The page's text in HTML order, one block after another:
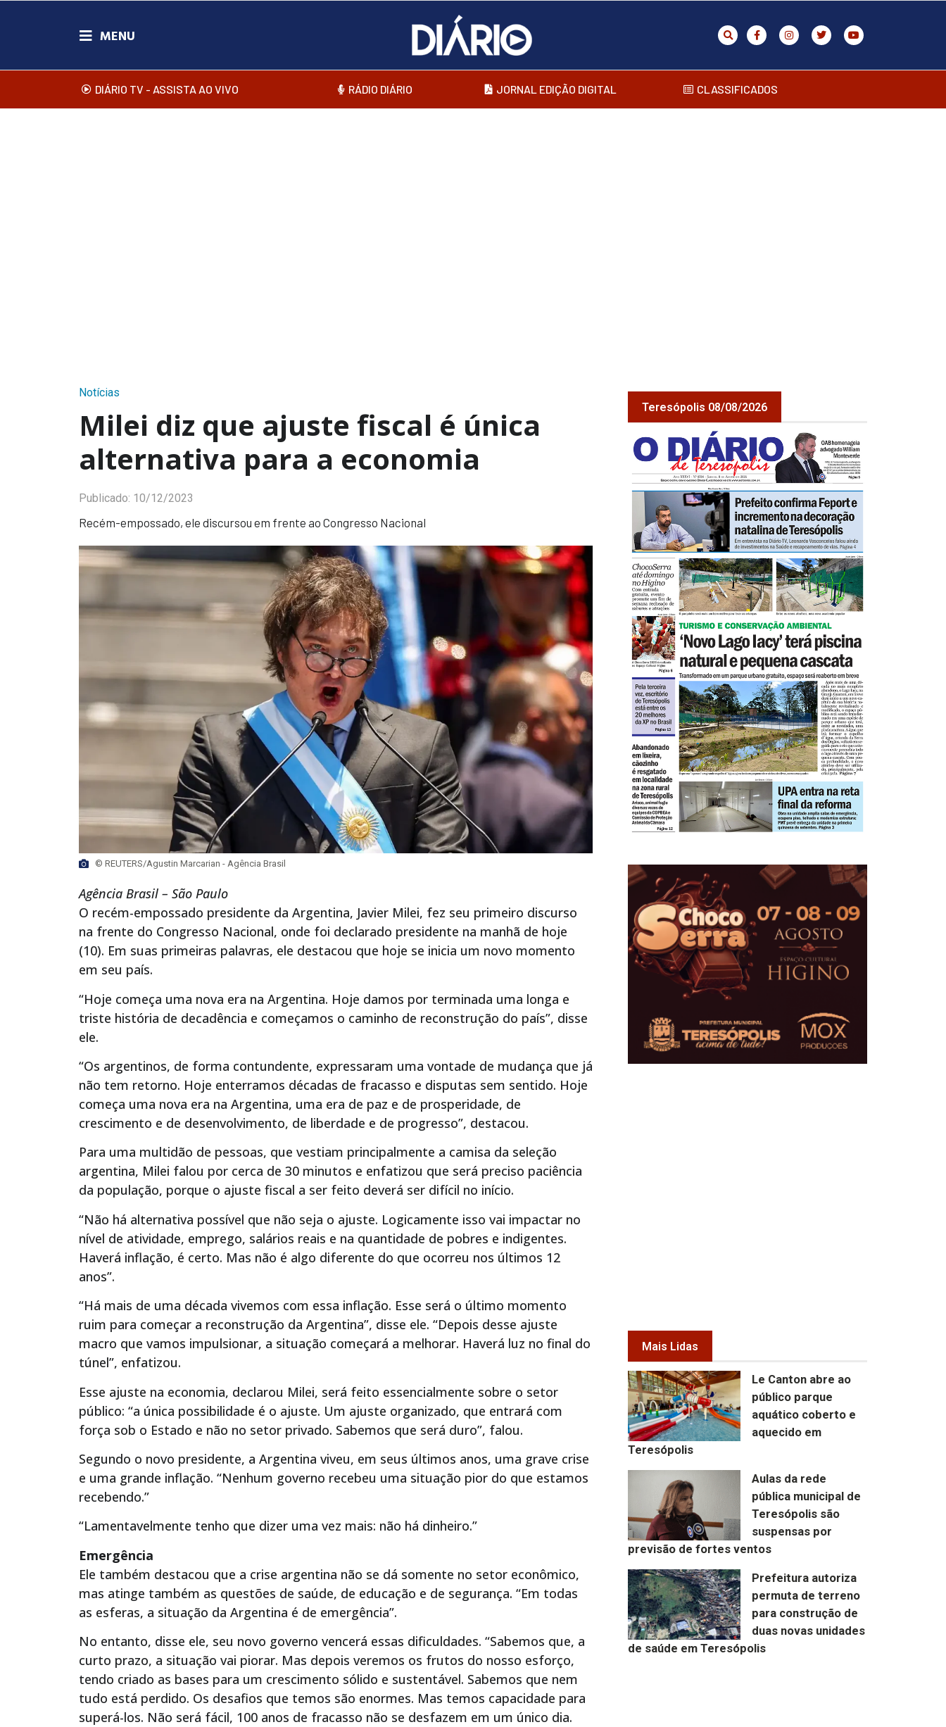
DIÁRIO TV - ASSISTA AO VIVO RÁDIO DIÁRIO JORNAL EDIÇÃO DIGITAL CLASSIFICADOS
Notícias
Milei diz que ajuste fiscal é única
alternativa para a economia
Publicado: 10/12/2023
Recém-empossado, ele discursou em frente ao Congresso Nacional
© REUTERS/Agustin Marcarian - Agência Brasil
Agência Brasil – São Paulo
O recém-empossado presidente da Argentina, Javier Milei, fez seu primeiro discurso
na frente do Congresso Nacional, onde foi declarado presidente na manhã de hoje
(10). Em suas primeiras palavras, ele destacou que hoje se inicia um novo momento
em seu país.
“Hoje começa uma nova era na Argentina. Hoje damos por terminada uma longa e
triste história de decadência e começamos o caminho de reconstrução do país”, disse
ele.
“Os argentinos, de forma contundente, expressaram uma vontade de mudança que já
não tem retorno. Hoje enterramos décadas de fracasso e disputas sem sentido. Hoje
começa uma nova era na Argentina, uma era de paz e de prosperidade, de
crescimento e de desenvolvimento, de liberdade e de progresso”, destacou.
Para uma multidão de pessoas, que vestiam principalmente a camisa da seleção
argentina, Milei falou por cerca de 30 minutos e enfatizou que será preciso paciência
da população, porque o ajuste fiscal a ser feito deverá ser difícil no início.
“Não há alternativa possível que não seja o ajuste. Logicamente isso vai impactar no
nível de atividade, emprego, salários reais e na quantidade de pobres e indigentes.
Haverá inflação, é certo. Mas não é algo diferente do que ocorreu nos últimos 12
anos”.
“Há mais de uma década vivemos com essa inflação. Esse será o último momento
ruim para começar a reconstrução da Argentina”, disse ele. “Depois desse ajuste
macro que vamos impulsionar, a situação começará a melhorar. Haverá luz no final do
túnel”, enfatizou.
Esse ajuste na economia, declarou Milei, será feito essencialmente sobre o setor
público: “a única possibilidade é o ajuste. Um ajuste organizado, que entrará com
força sob o Estado e não no setor privado. Sabemos que será duro”, falou.
Segundo o novo presidente, a Argentina viveu, em seus últimos anos, uma grave crise
e uma grande inflação. “Nenhum governo recebeu uma situação pior do que estamos
recebendo.”
“Lamentavelmente tenho que dizer uma vez mais: não há dinheiro.”
Emergência
Ele também destacou que a crise argentina não se dá somente no setor econômico,
mas atinge também as questões de saúde, de educação e de segurança. “Em todas
as esferas, a situação da Argentina é de emergência”.
No entanto, disse ele, seu novo governo vencerá essas dificuldades. “Sabemos que, a
curto prazo, a situação vai piorar. Mas depois veremos os frutos do nosso esforço,
tendo criado as bases para um crescimento sólido e sustentável. Sabemos que nem
tudo está perdido. Os desafios que temos são enormes. Mas temos capacidade para
superá-los. Não será fácil, 100 anos de fracasso não se desfazem em um único dia.
Teresópolis 08/08/2026
Mais Lidas
Le Canton abre ao
público parque
aquático coberto e
aquecido em
Teresópolis
Aulas da rede
pública municipal de
Teresópolis são
suspensas por
previsão de fortes ventos
Prefeitura autoriza
permuta de terreno
para construção de
duas novas unidades
de saúde em Teresópolis